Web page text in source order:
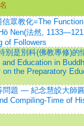
眾教化=The
Nen(法然,
of Followers
別是別科(佛教專修)的
Education in
the Preparatory
問題 — 紀念慧皎大師
Compiling-Time of